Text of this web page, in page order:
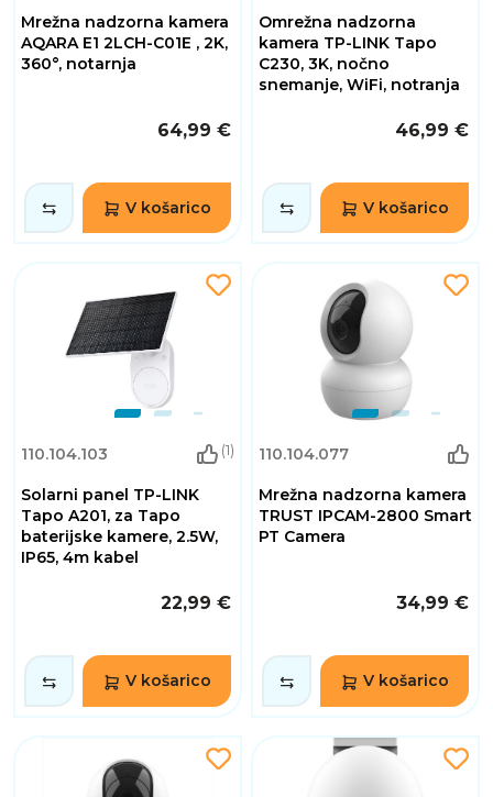
Mrežna nadzorna kamera
AQARA E1 2LCH-C01E , 2K,
360°, notarnja
64,99 €
V košarico
Omrežna nadzorna
kamera TP-LINK Tapo
C230, 3K, nočno
snemanje, WiFi, notranja
46,99 €
V košarico
110.104.103 (1)
Solarni panel TP-LINK
Tapo A201, za Tapo
baterijske kamere, 2.5W,
IP65, 4m kabel
22,99 €
V košarico
110.104.077
Mrežna nadzorna kamera
TRUST IPCAM-2800 Smart
PT Camera
34,99 €
V košarico